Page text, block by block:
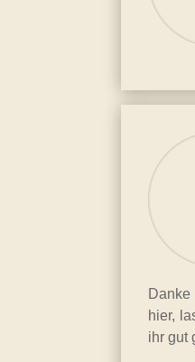
Danke
hier,
ihr gut